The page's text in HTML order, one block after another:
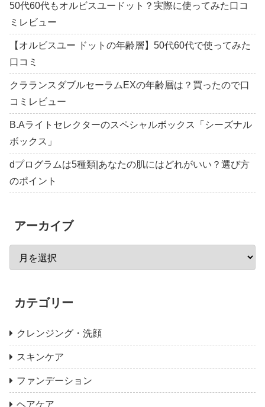
50代60代もオルビスユードット？実際に使ってみた口コ
ミレビュー
【オルビスユー ドットの年齢層】50代60代で使ってみた
口コミ
クラランスダブルセーラムEXの年齢層は？買ったので口
コミレビュー
B.Aライトセレクターのスペシャルボックス「シーズナル
ボックス」
dプログラムは5種類|あなたの肌にはどれがいい？選び方
のポイント
アーカイブ
カテゴリー
クレンジング・洗顔
スキンケア
ファンデーション
ヘアケア